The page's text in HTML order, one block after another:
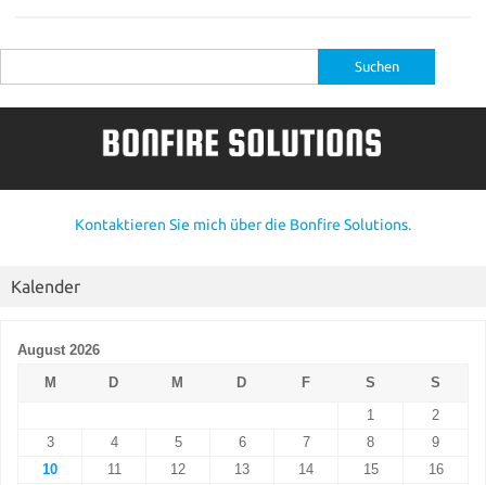
nach:
Kontaktieren Sie mich über die Bonfire Solutions.
Kalender
August 2026
M
D M D F S
S
1
2
3
4 5 6 7 8
9
10
11 12 13 14 15
16